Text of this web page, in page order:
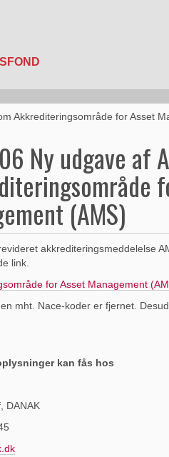
Akkrediteringsområde for Asset
Ny udgave af
(AMS)
akkrediteringsmeddelelse
link.
for Asset Management
mht. Nace-koder er fjernet.
kan fås hos
DANAK